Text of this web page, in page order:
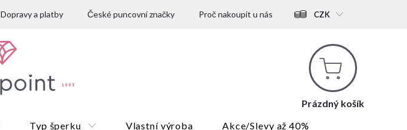
Dopravy a platby České puncovní značky Proč nakoupit u nás CZK
Nákupní
košík
Prázdný košík
Typ šperku Vlastní výroba Akce/Slevy až 40%